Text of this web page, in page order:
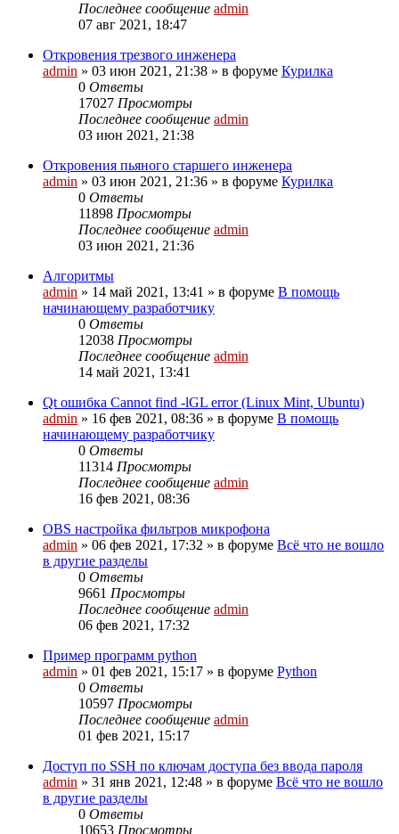
Последнее сообщение admin
07 авг 2021, 18:47
Откровения трезвого инженера
admin » 03 июн 2021, 21:38 » в форуме Курилка
0 Ответы
17027 Просмотры
Последнее сообщение admin
03 июн 2021, 21:38
Откровения пьяного старшего инженера
admin » 03 июн 2021, 21:36 » в форуме Курилка
0 Ответы
11898 Просмотры
Последнее сообщение admin
03 июн 2021, 21:36
Алгоритмы
admin » 14 май 2021, 13:41 » в форуме В помощь
начинающему разработчику
0 Ответы
12038 Просмотры
Последнее сообщение admin
14 май 2021, 13:41
Qt ошибка Cannot find -lGL error (Linux Mint, Ubuntu)
admin » 16 фев 2021, 08:36 » в форуме В помощь
начинающему разработчику
0 Ответы
11314 Просмотры
Последнее сообщение admin
16 фев 2021, 08:36
OBS настройка фильтров микрофона
admin » 06 фев 2021, 17:32 » в форуме Всё что не вошло
в другие разделы
0 Ответы
9661 Просмотры
Последнее сообщение admin
06 фев 2021, 17:32
Пример программ python
admin » 01 фев 2021, 15:17 » в форуме Python
0 Ответы
10597 Просмотры
Последнее сообщение admin
01 фев 2021, 15:17
Доступ по SSH по ключам доступа без ввода пароля
admin » 31 янв 2021, 12:48 » в форуме Всё что не вошло
в другие разделы
0 Ответы
10653 Просмотры